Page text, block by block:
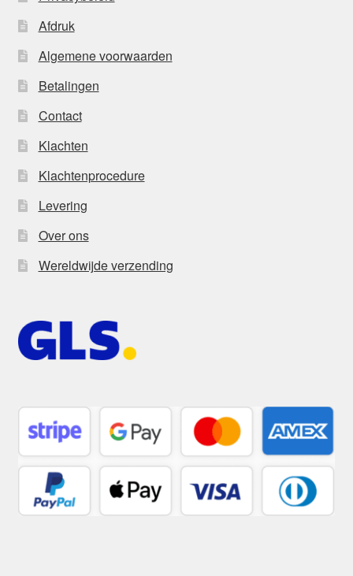
Afdruk
Algemene voorwaarden
Betalingen
Contact
Klachten
Klachtenprocedure
Levering
Over ons
Wereldwijde verzending